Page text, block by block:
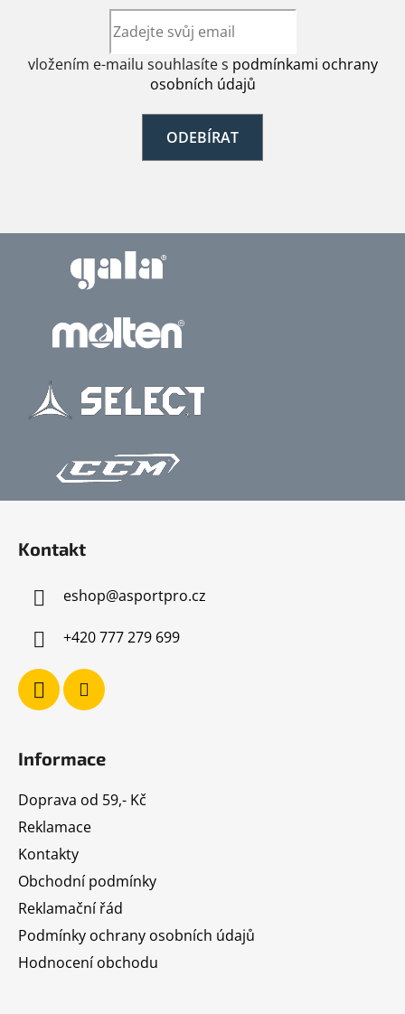
vložením e-mailu souhlasíte s podmínkami ochrany
osobních údajů
ODEBÍRAT
Kontakt
eshop@asportpro.cz
+420 777 279 699
Informace
Doprava od 59,- Kč
Reklamace
Kontakty
Obchodní podmínky
Reklamační řád
Podmínky ochrany osobních údajů
Hodnocení obchodu